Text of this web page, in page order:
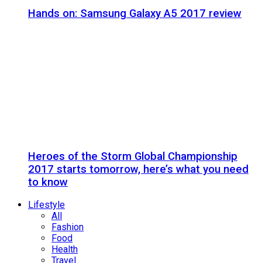
Hands on: Samsung Galaxy A5 2017 review
Heroes of the Storm Global Championship
2017 starts tomorrow, here’s what you need
to know
Lifestyle
All
Fashion
Food
Health
Travel